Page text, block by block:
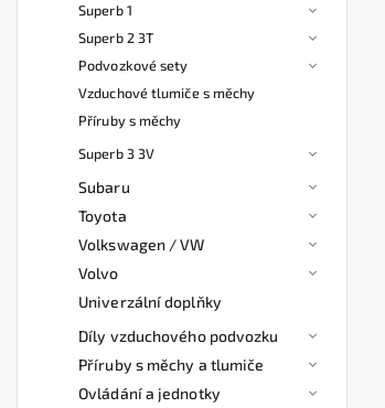
Superb 1
Superb 2 3T
Podvozkové sety
Vzduchové tlumiče s měchy
Příruby s měchy
Superb 3 3V
Subaru
Toyota
Volkswagen / VW
Volvo
Univerzální doplňky
Díly vzduchového podvozku
Příruby s měchy a tlumiče
Ovládání a jednotky